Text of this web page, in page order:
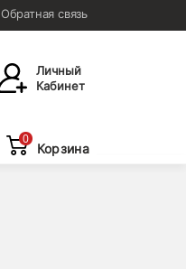
Обратная связь
Личный
Кабинет
0
Корзина